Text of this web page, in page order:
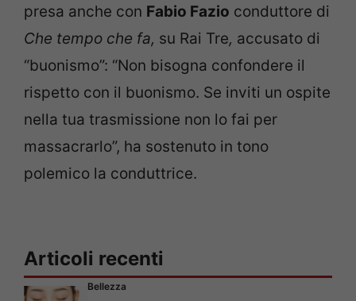
presa anche con Fabio Fazio conduttore di
Che tempo che fa, su Rai Tre, accusato di
“buonismo”: “Non bisogna confondere il
rispetto con il buonismo. Se inviti un ospite
nella tua trasmissione non lo fai per
massacrarlo”, ha sostenuto in tono
polemico la conduttrice.
Articoli recenti
Bellezza